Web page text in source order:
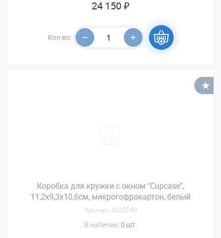
24 150 ₽
Кол-во:
Коробка для кружки с окном "Cupcase",
11,2х9,3х10,6см, микрогофрокартон, белый
Артикул: 43337.60
В наличии: 0 шт.